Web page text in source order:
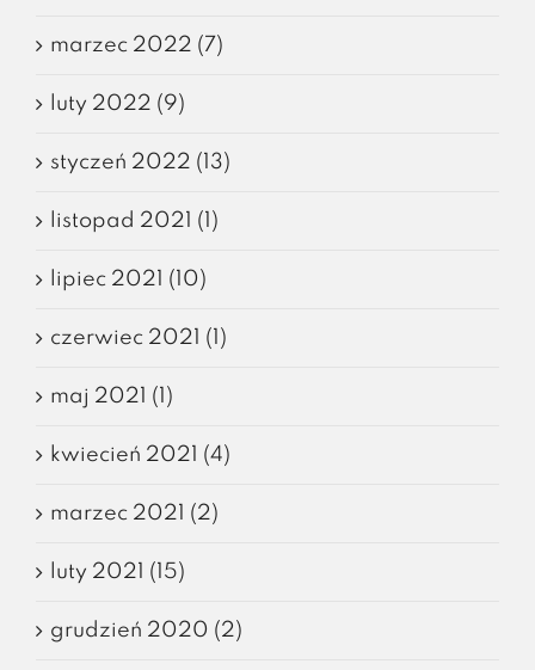
marzec 2022 (7)
luty 2022 (9)
styczeń 2022 (13)
listopad 2021 (1)
lipiec 2021 (10)
czerwiec 2021 (1)
maj 2021 (1)
kwiecień 2021 (4)
marzec 2021 (2)
luty 2021 (15)
grudzień 2020 (2)